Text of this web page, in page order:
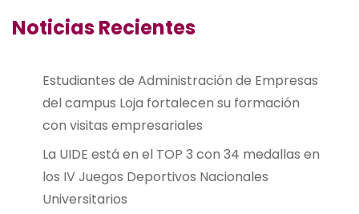
Noticias Recientes
Estudiantes de Administración de Empresas
del campus Loja fortalecen su formación
con visitas empresariales
La UIDE está en el TOP 3 con 34 medallas en
los IV Juegos Deportivos Nacionales
Universitarios